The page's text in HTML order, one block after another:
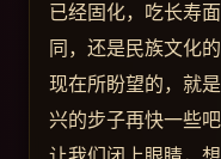
已经固化，吃长寿
同，还是民族文化的
现在所盼望的，就
兴的步子再快一些吧